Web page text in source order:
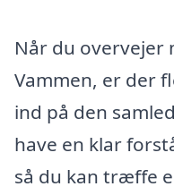
Når du overvejer
Vammen, er der
ind på den
have en klar
så du kan træffe